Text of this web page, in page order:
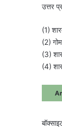
उत्तर
(1)
(2)
(3)
(4)